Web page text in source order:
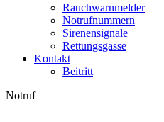
Rauchwarnmelder
Notrufnummern
Sirenensignale
Rettungsgasse
Kontakt
Beitritt
Notruf